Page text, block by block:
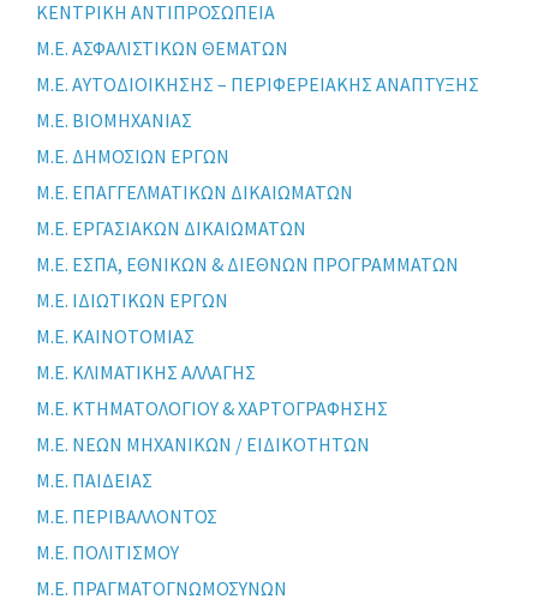
ΚΕΝΤΡΙΚΗ ΑΝΤΙΠΡΟΣΩΠΕΙΑ
Μ.Ε. ΑΣΦΑΛΙΣΤΙΚΩΝ ΘΕΜΑΤΩΝ
Μ.Ε. ΑΥΤΟΔΙΟΙΚΗΣΗΣ – ΠΕΡΙΦΕΡΕΙΑΚΗΣ ΑΝΑΠΤΥΞΗΣ
Μ.Ε. ΒΙΟΜΗΧΑΝΙΑΣ
Μ.Ε. ΔΗΜΟΣΙΩΝ ΕΡΓΩΝ
Μ.Ε. ΕΠΑΓΓΕΛΜΑΤΙΚΩΝ ΔΙΚΑΙΩΜΑΤΩΝ
Μ.Ε. ΕΡΓΑΣΙΑΚΩΝ ΔΙΚΑΙΩΜΑΤΩΝ
Μ.Ε. ΕΣΠΑ, ΕΘΝΙΚΩΝ & ΔΙΕΘΝΩΝ ΠΡΟΓΡΑΜΜΑΤΩΝ
Μ.Ε. ΙΔΙΩΤΙΚΩΝ ΕΡΓΩΝ
Μ.Ε. ΚΑΙΝΟΤΟΜΙΑΣ
Μ.Ε. ΚΛΙΜΑΤΙΚΗΣ ΑΛΛΑΓΗΣ
Μ.Ε. ΚΤΗΜΑΤΟΛΟΓΙΟΥ & ΧΑΡΤΟΓΡΑΦΗΣΗΣ
Μ.Ε. ΝΕΩΝ ΜΗΧΑΝΙΚΩΝ / ΕΙΔΙΚΟΤΗΤΩΝ
Μ.Ε. ΠΑΙΔΕΙΑΣ
Μ.Ε. ΠΕΡΙΒΑΛΛΟΝΤΟΣ
Μ.Ε. ΠΟΛΙΤΙΣΜΟΥ
Μ.Ε. ΠΡΑΓΜΑΤΟΓΝΩΜΟΣΥΝΩΝ